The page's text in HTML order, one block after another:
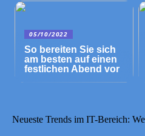
05/10/2022
So bereiten Sie sich
am besten auf einen
festlichen Abend vor
Neueste Trends im IT-Bereich: